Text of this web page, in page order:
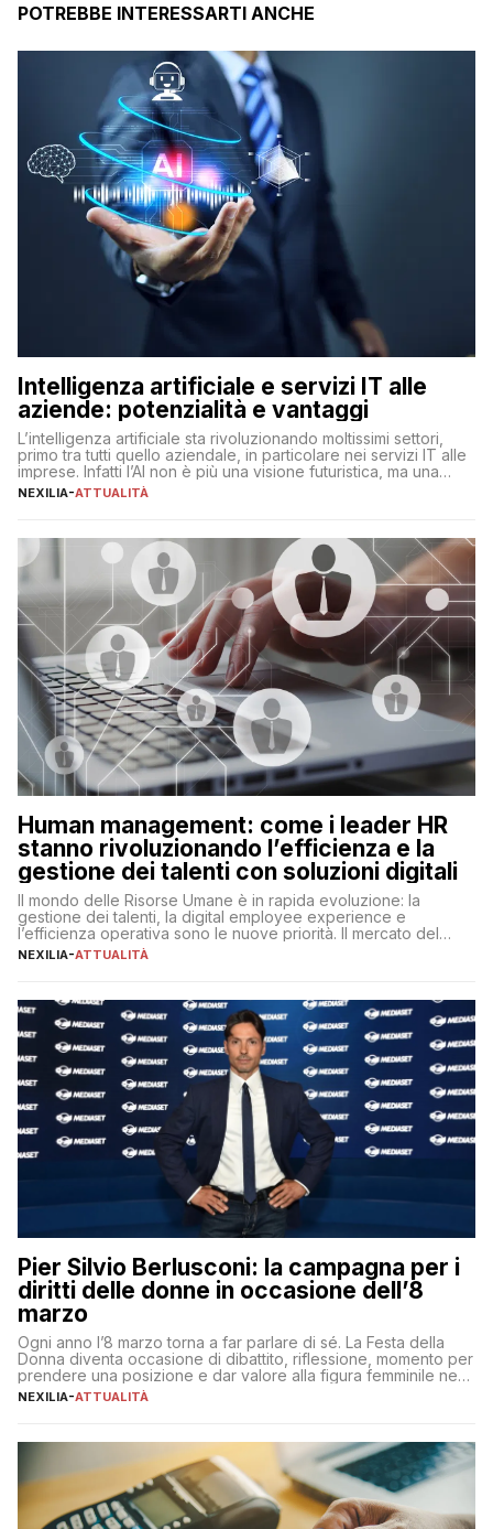
POTREBBE INTERESSARTI ANCHE
Intelligenza artificiale e servizi IT alle
aziende: potenzialità e vantaggi
L’intelligenza artificiale sta rivoluzionando moltissimi settori,
primo tra tutti quello aziendale, in particolare nei servizi IT alle
imprese. Infatti l’AI non è più una visione futuristica, ma una
realtà operativa che sta portando a un cambio significativo in
operazioni, bensì comporta […]
NEXILIA-ATTUALITÀ
Human management: come i leader HR
stanno rivoluzionando l’efficienza e la
gestione dei talenti con soluzioni digitali
Il mondo delle Risorse Umane è in rapida evoluzione: la
gestione dei talenti, la digital employee experience e
l’efficienza operativa sono le nuove priorità. Il mercato del
lavoro, d’altra parte, è sempre più competitivo con una lotta
NEXILIA-ATTUALITÀ
Pier Silvio Berlusconi: la campagna per i
diritti delle donne in occasione dell’8
marzo
Ogni anno l’8 marzo torna a far parlare di sé. La Festa della
Donna diventa occasione di dibattito, riflessione, momento per
prendere una posizione e dar valore alla figura femminile nella
sua complessità e crucialità. A lanciare un messaggio “forte e
NEXILIA-ATTUALITÀ